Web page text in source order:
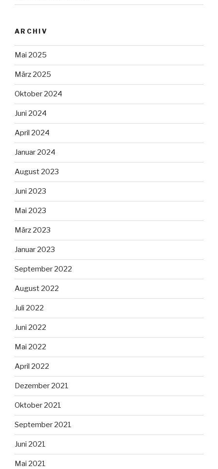
ARCHIV
Mai 2025
März 2025
Oktober 2024
Juni 2024
April 2024
Januar 2024
August 2023
Juni 2023
Mai 2023
März 2023
Januar 2023
September 2022
August 2022
Juli 2022
Juni 2022
Mai 2022
April 2022
Dezember 2021
Oktober 2021
September 2021
Juni 2021
Mai 2021